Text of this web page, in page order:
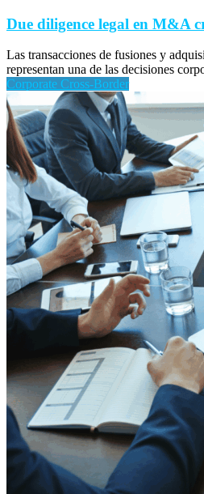
Due diligence legal en M&A
Las transacciones de fusiones y
representan una de las decisiones
Corporate Cross-Border